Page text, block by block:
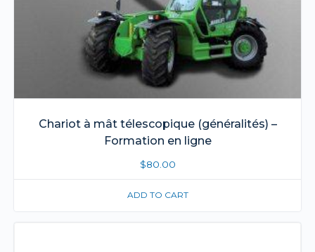
Chariot à mât télescopique (généralités) –
Formation en ligne
$80.00
ADD TO CART